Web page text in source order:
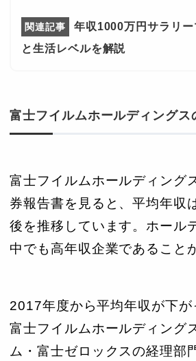
年収1000万円サラリ
と生活レベルを解説
富士フイルムホールディングス
富士フイルムホールディング
券報告書を見ると、平均年収
後を推移しています。ホール
中でも高年収企業であること
2017年度から平均年収が下が
富士フイルムホールディング
ム・富士ゼロックスの経理部